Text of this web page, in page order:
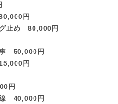
円
グ止め 80,000円
事 50,000円
円
円
線 40,000円